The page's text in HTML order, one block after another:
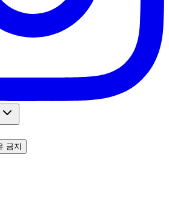
금지